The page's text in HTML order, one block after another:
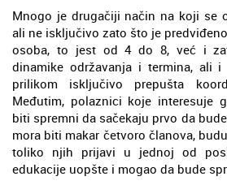
Mnogo je drugačiji način na koji se
ali ne isključivo zato što je
osoba, to jest od 4 do 8, već i
dinamike održavanja i termina, ali i
prilikom isključivo prepušta
Međutim, polaznici koje interesuje
biti spremni da sačekaju prvo da
mora biti makar četvoro članova,
toliko njih prijavi u jednoj od
edukacije uopšte i mogao da bude